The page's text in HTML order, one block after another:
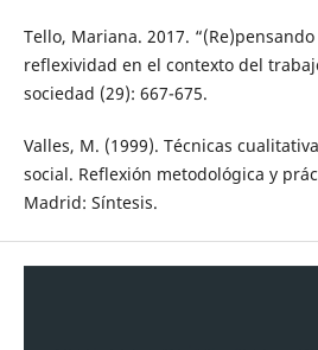
Tello, Mariana. 2017.
reflexividad en el contexto del
sociedad (29): 667-675.
Valles, M. (1999). Técnicas
social. Reflexión metodológica y
Madrid: Síntesis.